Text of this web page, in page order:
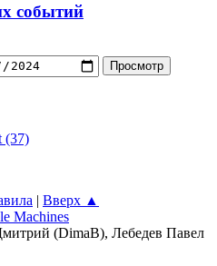
событий
(37)
| Вверх ▲
Machines
(DimaB), Лебедев Павел